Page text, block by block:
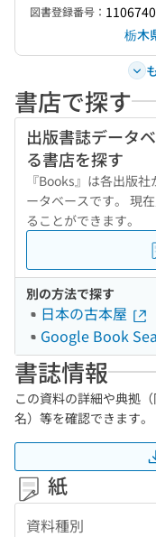
図書登録番号：
栃木
書店で探す
出版書誌データ
る書店を探す
『Books』は各出版
ータベースです。 現
ることができます。
別の方法で探す
日本の古本屋
Google Book
書誌情報
この資料の詳細や典拠
名）等を確認できます。
紙
資料種別